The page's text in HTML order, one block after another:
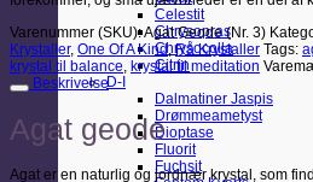
Celestit
Chrysopras
Chrysocolla
Citrin
D-I
Dalmatiner Jaspis
Drømmeametyst
Dioptase
Fluorit
Fuchsit
Varenummer (SKU):Agat Geode (Nr. 3)
Krystaller, One Of A Kind,Rå Krystaller Tags:
krystal til balance, krystal til meditation
Beskrivelse
Agat geode
Agat er en naturlig og jordnær krystal, som